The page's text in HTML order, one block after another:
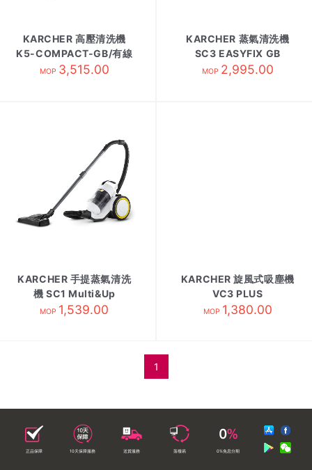
KARCHER 高壓清洗機
K5-COMPACT-GB/有線
MOP 3,515.00
KARCHER 蒸氣清洗機
SC3 EASYFIX GB
MOP 2,995.00
KARCHER 手提蒸氣清洗
機 SC1 Multi&Up
MOP 1,539.00
KARCHER 旋風式吸塵機
VC3 PLUS
MOP 1,380.00
1
正品保障 10天保障服務 送貨服務 落樓易 0%免息分期